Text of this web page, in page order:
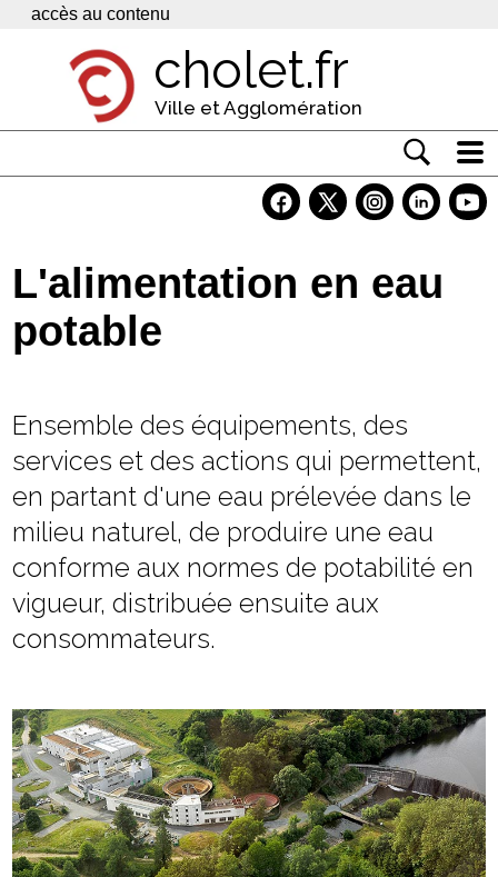
Panneau de gestion des cookies
accès au contenu
cholet.fr
Ville et Agglomération
Economie
Services
L'alimentation en eau
potable
Ensemble des équipements, des
services et des actions qui permettent,
en partant d'une eau prélevée dans le
milieu naturel, de produire une eau
conforme aux normes de potabilité en
vigueur, distribuée ensuite aux
consommateurs.